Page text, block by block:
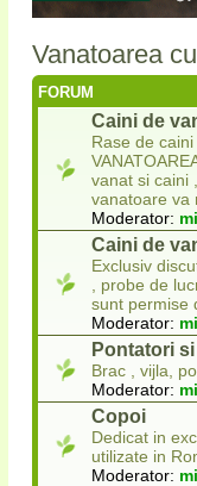
Vanatoarea
FORUM
Caini de
Rase de
vanat si caini
vanatoare va
Moderator:
Caini de
Exclusiv
, probe de
sunt permise
Moderator:
Pontatori
Brac , vijla,
Moderator:
Copoi
Dedicat in
utilizate in
Moderator: